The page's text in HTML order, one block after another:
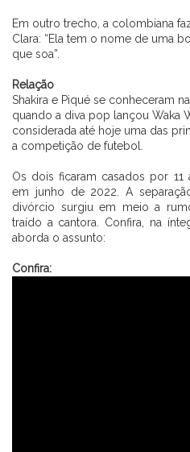
Em outro trecho, a colombiana
Clara: “Ela tem o nome de uma
que soa”.
Relação
Shakira e Piqué se conheceram
quando a diva pop lançou Waka
considerada até hoje uma das
a competição de futebol.
Os dois ficaram casados por
em junho de 2022. A
divórcio surgiu em meio a
traído a cantora. Confira, na
aborda o assunto:
Confira: